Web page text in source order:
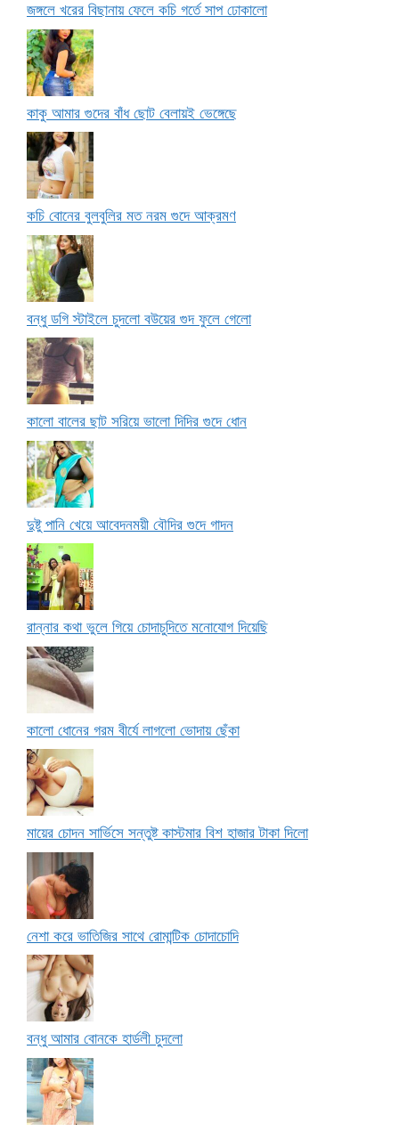
জঙ্গলে খরের বিছানায় ফেলে কচি গর্তে সাপ ঢোকালো
কাকু আমার গুদের বাঁধ ছোট বেলায়ই ভেঙ্গেছে
কচি বোনের বুলবুলির মত নরম গুদে আক্রমণ
বন্ধু ডগি স্টাইলে চুদলো বউয়ের গুদ ফুলে গেলো
কালো বালের ছাট সরিয়ে ভালো দিদির গুদে ধোন
দুষ্টু পানি খেয়ে আবেদনময়ী বৌদির গুদে গাদন
রান্নার কথা ভুলে গিয়ে চোদাচুদিতে মনোযোগ দিয়েছি
কালো ধোনের গরম বীর্যে লাগলো ভোদায় ছেঁকা
মায়ের চোদন সার্ভিসে সন্তুষ্ট কাস্টমার বিশ হাজার টাকা দিলো
নেশা করে ভাতিজির সাথে রোমান্টিক চোদাচোদি
বন্ধু আমার বোনকে হার্ডলী চুদলো